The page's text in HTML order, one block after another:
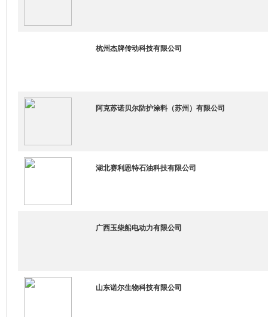
杭州杰牌传动科技有限公司
阿克苏诺贝尔防护涂料（苏州）有限公司
湖北赛利恩特石油科技有限公司
广西玉柴船电动力有限公司
山东诺尔生物科技有限公司